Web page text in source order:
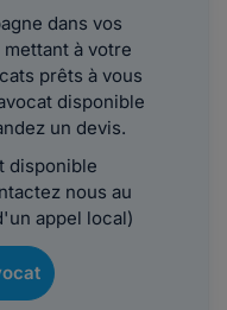
dans vos
à votre
prêts à vous
disponible
un devis.
disponible
nous au
appel local)